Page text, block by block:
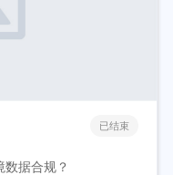
已结束
数据合规？